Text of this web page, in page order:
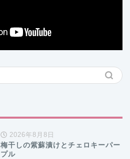
2026年8月8日
梅干しの紫蘇漬けとチェロキーパー
プル